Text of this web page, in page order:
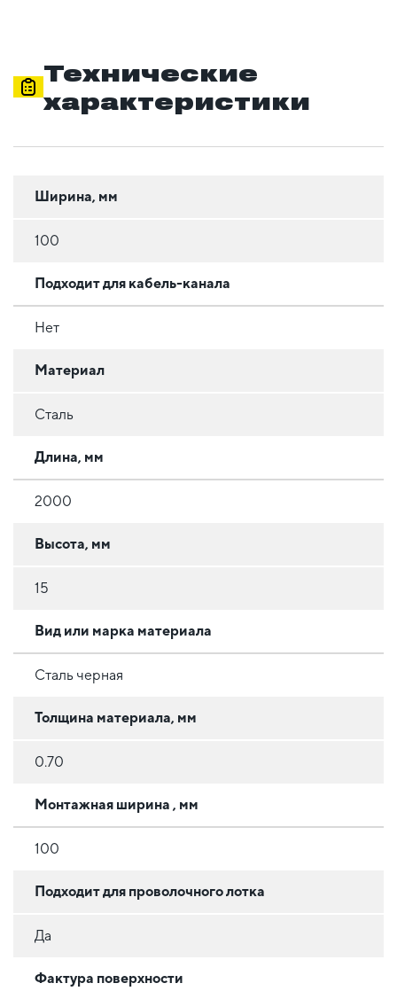
Технические
характеристики
Ширина, мм
100
Подходит для кабель-канала
Нет
Материал
Сталь
Длина, мм
2000
Высота, мм
15
Вид или марка материала
Сталь черная
Толщина материала, мм
0.70
Монтажная ширина , мм
100
Подходит для проволочного лотка
Да
Фактура поверхности